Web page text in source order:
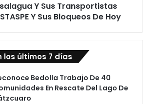
Y Sus Transportistas
Y Sus Bloqueos De Hoy
los últimos 7 días
Bedolla Trabajo De 40
En Rescate Del Lago De